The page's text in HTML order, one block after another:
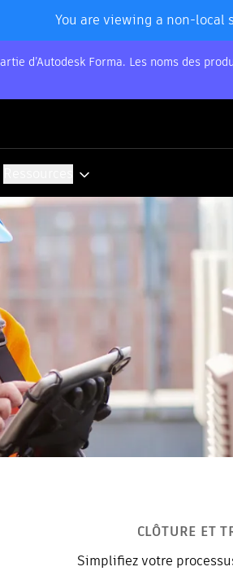
You are viewing a non-local
d’Autodesk Forma. Les noms des
CLÔTURE ET
Simplifiez votre